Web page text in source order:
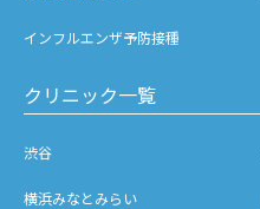
インフルエンザ予防接種
クリニック一覧
渋谷
横浜みなとみらい